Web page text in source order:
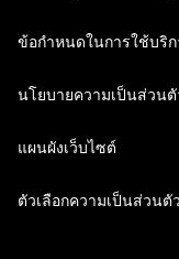
ข้อกำหนดในการใช้บริก
นโยบายความเป็นส่วนตั
แผนผังเว็บไซต์
ตัวเลือกความเป็นส่วน